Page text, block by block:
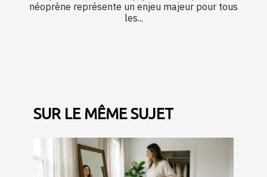
néoprène représente un enjeu majeur pour tous
les...
SUR LE MÊME SUJET